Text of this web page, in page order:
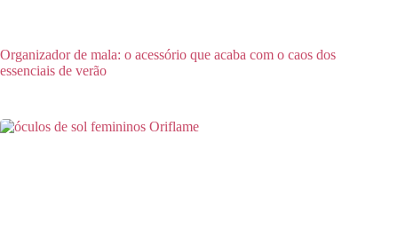
Organizador de mala: o acessório que acaba com o caos dos
essenciais de verão